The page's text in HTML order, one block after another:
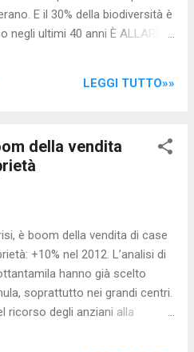
e dei rischi sistemici che si
ha continuato a ricevere
marginale da parte dei media
questo sistema, è utile
E il 30% della biodiversità è
negli ultimi 40 anni È ALLARME
producano, ben un pianeta e
zone tropicali. Questi i risultati
Report' 2012, rapporto sullo
con la Zoological Society di
Europea - e diffuso in
vertice mondiale sullo
'Rio+20', che si terrà a
dal 20 al 22 giugno, e della
Wwf 2012, il prossimo 20
LEGGI TUTTO»»
della vendita
è boom della vendita di case
+10% nel 2012. L’analisi di
hanno già scelto
soprattutto nei grandi centri.
ricorso degli anziani alla